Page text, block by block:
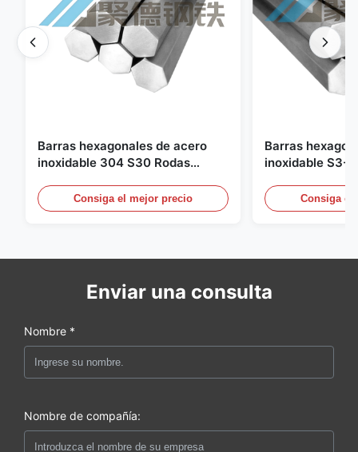
Barras hexagonales de acero
inoxidable 304 S30 Rodas
tiradas en frío 7 ̊100 mm para
sujetadores mecanizados
Consiga el mejor precio
Barras
inoxidable S3-
industriaConsiga el
Enviar una consulta
Nombre *
Nombre de compañía: